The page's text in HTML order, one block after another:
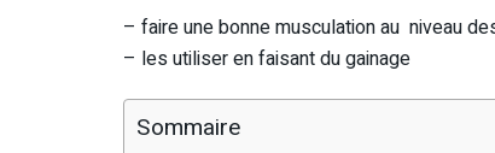
– faire une bonne musculation au niveau
– les utiliser en faisant du gainage
Sommaire